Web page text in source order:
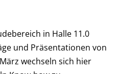
in Halle 11.0
und Präsentationen von
wechseln sich hier